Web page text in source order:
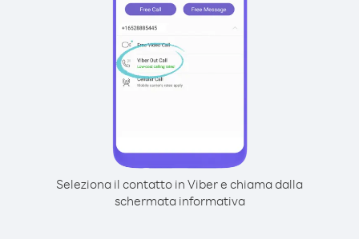
Seleziona il contatto in Viber e chiama dalla
schermata informativa